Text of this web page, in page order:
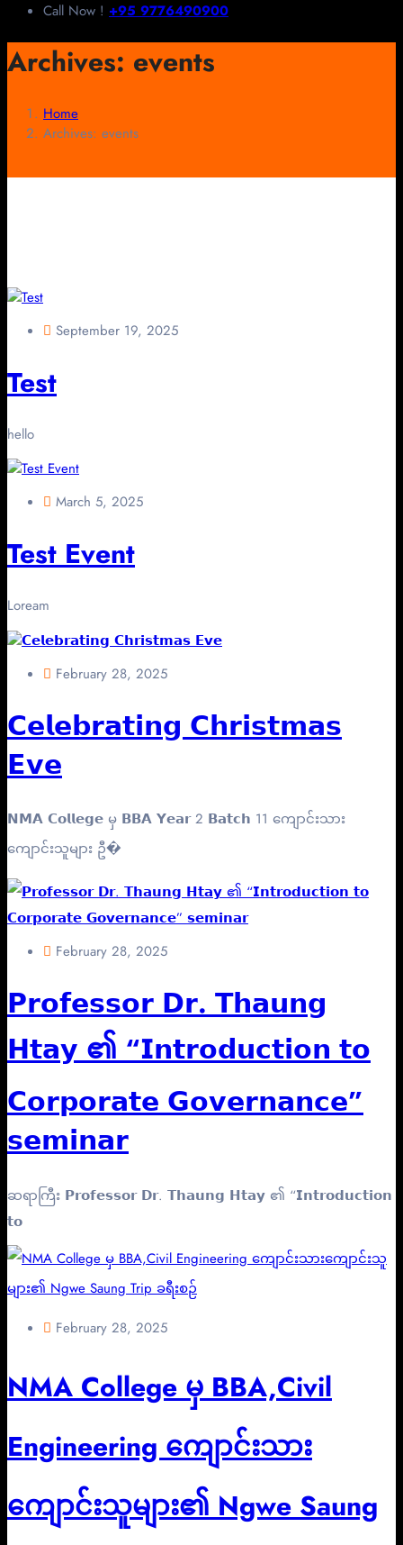
Call Now ! +95 9776490900
Archives: events
Home
Archives: events
September 19, 2025
Test
hello
March 5, 2025
Test Event
Loream
February 28, 2025
𝗖𝗲𝗹𝗲𝗯𝗿𝗮𝘁𝗶𝗻𝗴 𝗖𝗵𝗿𝗶𝘀𝘁𝗺𝗮𝘀
𝗘𝘃𝗲
𝗡𝗠𝗔 𝗖𝗼𝗹𝗹𝗲𝗴𝗲 မှ 𝗕𝗕𝗔 𝗬𝗲𝗮𝗿 2 𝗕𝗮𝘁𝗰𝗵 11 ကျောင်းသား
ကျောင်းသူများ ဦ�
February 28, 2025
𝗣𝗿𝗼𝗳𝗲𝘀𝘀𝗼𝗿 𝗗𝗿. 𝗧𝗵𝗮𝘂𝗻𝗴
𝗛𝘁𝗮𝘆 ၏ “𝗜𝗻𝘁𝗿𝗼𝗱𝘂𝗰𝘁𝗶𝗼𝗻 𝘁𝗼
𝗖𝗼𝗿𝗽𝗼𝗿𝗮𝘁𝗲 𝗚𝗼𝘃𝗲𝗿𝗻𝗮𝗻𝗰𝗲”
𝘀𝗲𝗺𝗶𝗻𝗮𝗿
ဆရာကြီး 𝗣𝗿𝗼𝗳𝗲𝘀𝘀𝗼𝗿 𝗗𝗿. 𝗧𝗵𝗮𝘂𝗻𝗴 𝗛𝘁𝗮𝘆 ၏ “𝗜𝗻𝘁𝗿𝗼𝗱𝘂𝗰𝘁𝗶𝗼𝗻
𝘁𝗼
February 28, 2025
NMA College မှ BBA,Civil
Engineering ကျောင်းသား
ကျောင်းသူများ၏ Ngwe Saung